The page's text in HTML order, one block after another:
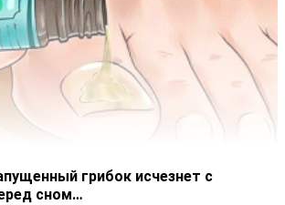
грибок исчезнет с
сном…